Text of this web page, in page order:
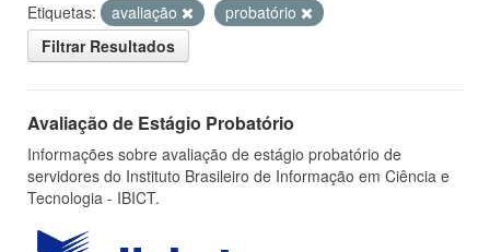
Etiquetas:
avaliação
probatório
Filtrar Resultados
Avaliação de Estágio Probatório
Informações sobre avaliação de estágio probatório de
servidores do Instituto Brasileiro de Informação em Ciência e
Tecnologia - IBICT.